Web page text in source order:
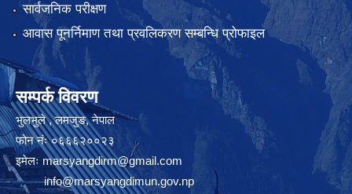
सार्वजनिक परीक्षण
आवास पूनर्निमाण तथा प्रवलिकरण सम्बन्धि प्रोफाइल
सम्पर्क विवरण
भुलभुले , लमजुङ, नेपाल
फोन नंः ०६६६२००२३
इमेलः marsyangdirm@gmail.com
info@marsyangdimun.gov.np